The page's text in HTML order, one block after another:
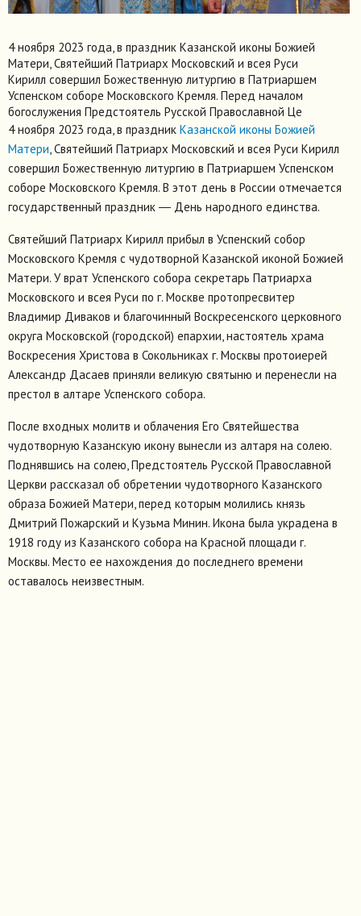
4 ноября 2023 года, в праздник Казанской иконы Божией
Матери, Святейший Патриарх Московский и всея Руси
Кирилл совершил Божественную литургию в Патриаршем
Успенском соборе Московского Кремля. Перед началом
богослужения Предстоятель Русской Православной Це
4 ноября 2023 года, в праздник Казанской иконы Божией
Матери, Святейший Патриарх Московский и всея Руси Кирилл
совершил Божественную литургию в Патриаршем Успенском
соборе Московского Кремля. В этот день в России отмечается
государственный праздник ― День народного единства.
Святейший Патриарх Кирилл прибыл в Успенский собор
Московского Кремля с чудотворной Казанской иконой Божией
Матери. У врат Успенского собора секретарь Патриарха
Московского и всея Руси по г. Москве протопресвитер
Владимир Диваков и благочинный Воскресенского церковного
округа Московской (городской) епархии, настоятель храма
Воскресения Христова в Сокольниках г. Москвы протоиерей
Александр Дасаев приняли великую святыню и перенесли на
престол в алтаре Успенского собора.
После входных молитв и облачения Его Святейшества
чудотворную Казанскую икону вынесли из алтаря на солею.
Поднявшись на солею, Предстоятель Русской Православной
Церкви рассказал об обретении чудотворного Казанского
образа Божией Матери, перед которым молились князь
Дмитрий Пожарский и Кузьма Минин. Икона была украдена в
1918 году из Казанского собора на Красной площади г.
Москвы. Место ее нахождения до последнего времени
оставалось неизвестным.